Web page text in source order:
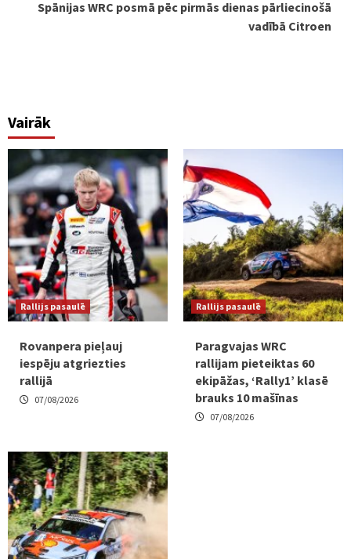
Spānijas WRC posmā pēc pirmās dienas pārliecinošā
vadībā Citroen
Vairāk
Rallijs pasaulē
Rovanpera pieļauj
iespēju atgriezties
rallijā
07/08/2026
Rallijs pasaulē
Paragvajas WRC
rallijam pieteiktas 60
ekipāžas, ‘Rally1’ klasē
brauks 10 mašīnas
07/08/2026